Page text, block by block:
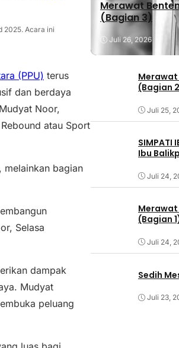
2025. Acara ini
(PPU) terus
dan berdaya
Noor,
atau Sport
melainkan bagian
Selasa
dampak
Mudyat
peluang
Merawat
(Bagian 3)
Juli 26, 2026
Merawat
(Bagian
Juli 25,
SIMPATI
Ibu
Juli 24,
Merawat
(Bagian
Juli 24,
Sedih
Juli 23,